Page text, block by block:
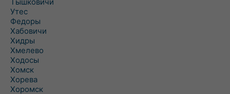
Утес
Федоры
Хабовичи
Хидры
Хмелево
Ходосы
Хомск
Хорева
Хоромск